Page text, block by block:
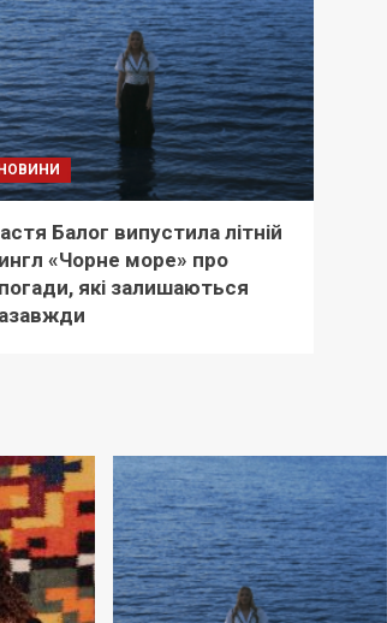
НОВИНИ
Балог випустила літній
«Чорне море» про
які залишаються